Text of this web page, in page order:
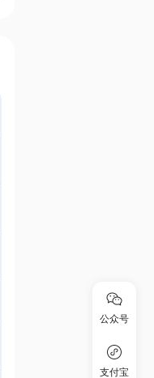
公众号
支付宝